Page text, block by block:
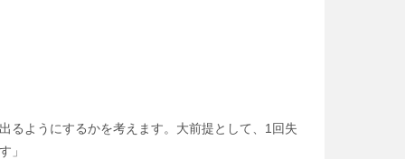
るようにするかを考えます。大前提として、1回失
」